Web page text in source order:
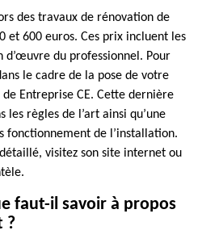
des travaux de rénovation de
et 600 euros. Ces prix incluent les
du professionnel. Pour
le cadre de la pose de votre
Entreprise CE. Cette dernière
les règles de l’art ainsi qu’une
fonctionnement de l’installation.
visitez son site internet ou
faut-il savoir à propos
?